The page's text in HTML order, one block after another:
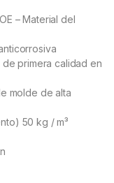
– Material del
primera calidad en
molde de alta
50 kg / m³